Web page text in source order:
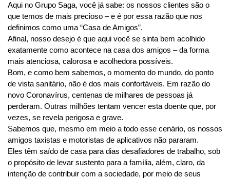
Aqui no Grupo Saga, você já sabe: os nossos clientes são o
que temos de mais precioso – e é por essa razão que nos
definimos como uma “Casa de Amigos”.
Afinal, nosso desejo é que aqui você se sinta bem acolhido
exatamente como acontece na casa dos amigos – da forma
mais atenciosa, calorosa e acolhedora possíveis.
Bom, e como bem sabemos, o momento do mundo, do ponto
de vista sanitário, não é dos mais confortáveis. Em razão do
novo Coronavírus, centenas de milhares de pessoas já
perderam. Outras milhões tentam vencer esta doente que, por
vezes, se revela perigosa e grave.
Sabemos que, mesmo em meio a todo esse cenário, os nossos
amigos taxistas e motoristas de aplicativos não pararam.
Eles têm saído de casa para dias desafiadores de trabalho, sob
o propósito de levar sustento para a família, além, claro, da
intenção de contribuir com a sociedade, por meio de seus